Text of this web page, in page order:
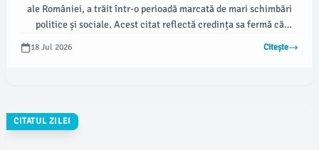
ale României, a trăit într-o perioadă marcată de mari schimbări
politice și sociale. Acest citat reflectă credința sa fermă că
18 Jul 2026 Citește
CITATUL ZILEI